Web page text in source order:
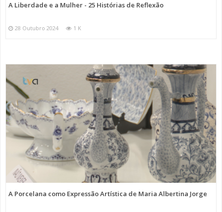
A Liberdade e a Mulher - 25 Histórias de Reflexão
28 Outubro 2024 1 K
A Porcelana como Expressão Artística de Maria Albertina Jorge